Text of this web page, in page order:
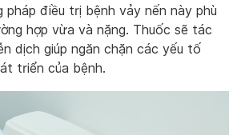
pháp điều trị bệnh vảy nến này phù
hợp vừa và nặng. Thuốc sẽ tác
dịch giúp ngăn chặn các yếu tố
triển của bệnh.